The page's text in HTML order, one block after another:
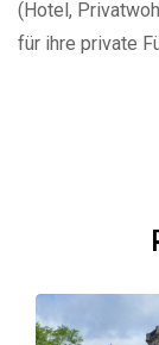
(Hotel,
für ihre private